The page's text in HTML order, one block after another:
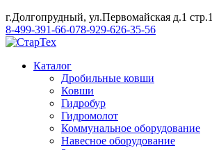
г.Долгопрудный, ул.Первомайская д.1 стр.1
8-499-391-66-078-929-626-35-56
Каталог
Дробильные ковши
Ковши
Гидробур
Гидромолот
Коммунальное оборудование
Навесное оборудование